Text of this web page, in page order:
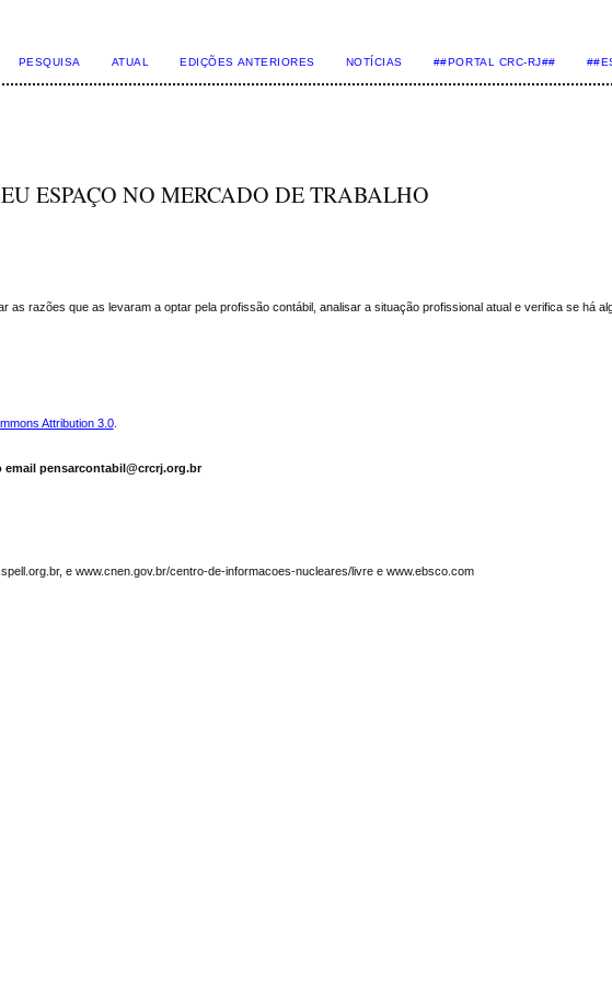
PESQUISA ATUAL EDIÇÕES ANTERIORES NOTÍCIAS ##PORTAL CRC-RJ##
ESPAÇO NO MERCADO DE TRABALHO
as razões que as levaram a optar pela profissão contábil, analisar a situação profissional atual e verifica se há
Attribution 3.0.
email pensarcontabil@crcrj.org.br
e www.cnen.gov.br/centro-de-informacoes-nucleares/livre e www.ebsco.com